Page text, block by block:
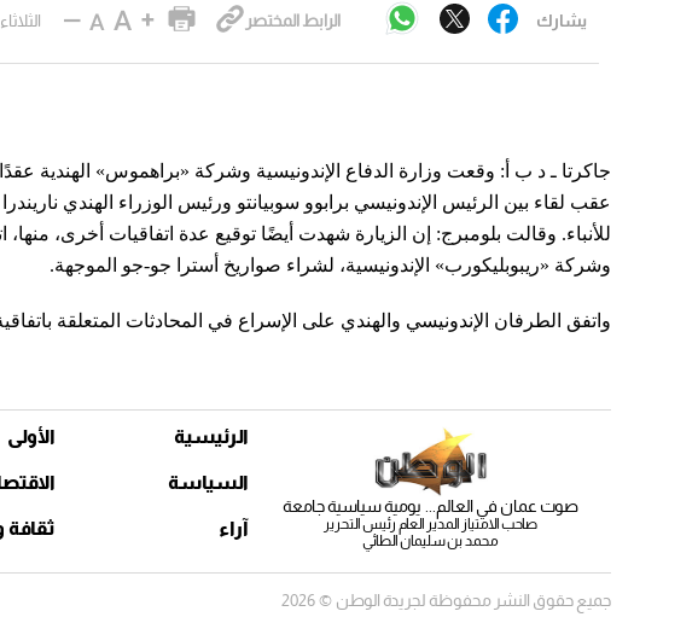
يشارك الرابط المختصر الثلاثاء - 07 يوليو
جاكرتا ـ د ب أ: وقعت وزارة الدفاع الإندونيسية وشركة «براهموس» الهندية
عقب لقاء بين الرئيس الإندونيسي برابوو سوبيانتو ورئيس الوزراء الهندي
للأنباء. وقالت بلومبرج: إن الزيارة شهدت أيضًا توقيع عدة اتفاقيات أخرى،
وشركة «ريبوبليكورب» الإندونيسية، لشراء صواريخ أسترا جو-جو الموجهة.
واتفق الطرفان الإندونيسي والهندي على الإسراع في المحادثات المتعلقة باتفاقية
صوت عمان في العالم... يومية سياسية جامعة
صاحب الامتياز المدير العام رئيس التحرير
محمد بن سليمان الطائي
الرئيسية
السياسة
آراء
الأولى
ثقافة
جميع حقوق النشر محفوظة لجريدة الوطن © 2026